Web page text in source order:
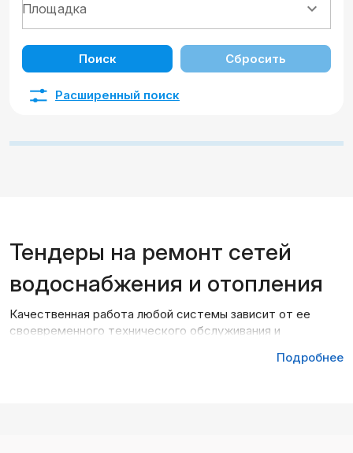
Поиск Сбросить
Расширенный поиск
Тендеры на ремонт сетей
водоснабжения и отопления
Качественная работа любой системы зависит от ее
своевременного технического обслуживания и
объекты коммунальной собственности, финансируемые
Подробнее